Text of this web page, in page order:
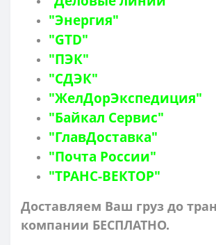
"Энергия"
"GTD"
"ПЭК"
"СДЭК"
"ЖелДорЭкспедиция"
"Байкал Сервис"
"ГлавДоставка"
"Почта России"
"ТРАНС-ВЕКТОР"
Доставляем Ваш груз до
компании БЕСПЛАТНО.